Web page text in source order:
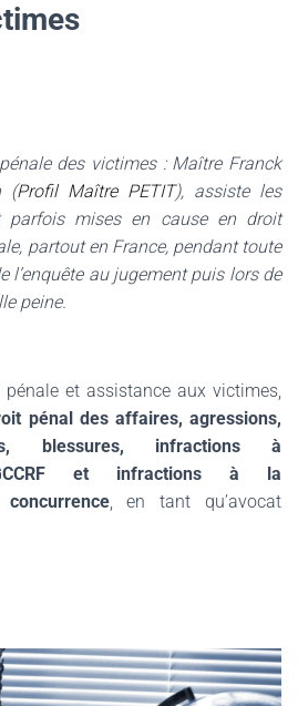
des victimes : Maître Franck
(Profil Maître PETIT), assiste les
parfois mises en cause en droit
partout en France, pendant toute
l’enquête au jugement puis lors de
peine.
et assistance aux victimes,
pénal des affaires, agressions,
blessures, infractions à
et infractions à la
, en tant qu’avocat